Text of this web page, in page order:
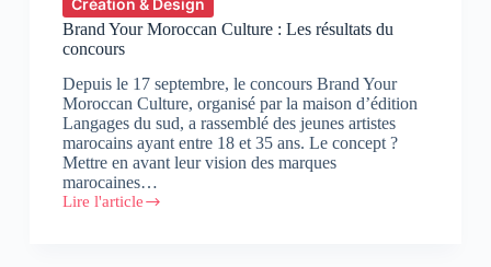
Brand Your Moroccan Culture : Les résultats du
concours
Depuis le 17 septembre, le concours Brand Your
Moroccan Culture, organisé par la maison d’édition
Langages du sud, a rassemblé des jeunes artistes
marocains ayant entre 18 et 35 ans. Le concept ?
Mettre en avant leur vision des marques
marocaines…
Lire l'article
Brand